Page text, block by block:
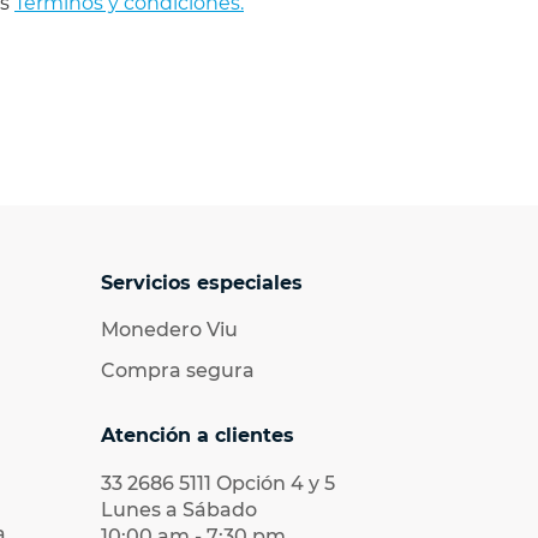
Servicios especiales
Monedero Viu
Compra segura
Atención a clientes
33 2686 5111 Opción 4 y 5
Lunes a Sábado